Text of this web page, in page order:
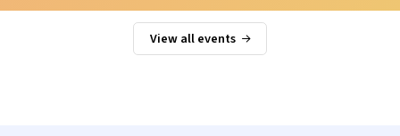
View all events